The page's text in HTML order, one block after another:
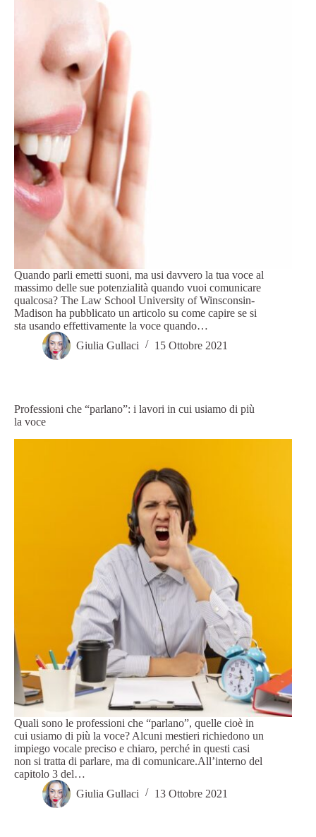
Quando parli emetti suoni, ma usi davvero la tua voce al
massimo delle sue potenzialità quando vuoi comunicare
qualcosa? The Law School University of Winsconsin-
Madison ha pubblicato un articolo su come capire se si
sta usando effettivamente la voce quando…
Giulia Gullaci
15 Ottobre 2021
Professioni che “parlano”: i lavori in cui usiamo di più
la voce
Quali sono le professioni che “parlano”, quelle cioè in
cui usiamo di più la voce? Alcuni mestieri richiedono un
impiego vocale preciso e chiaro, perché in questi casi
non si tratta di parlare, ma di comunicare.All’interno del
capitolo 3 del…
Giulia Gullaci
13 Ottobre 2021